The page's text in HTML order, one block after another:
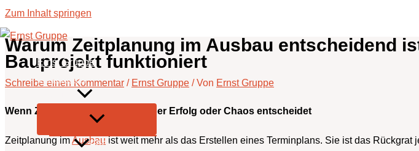
Zum Inhalt springen
Ernst Gruppe
Leistungen
FAQ
Warum Zeitplanung im Ausbau entscheidend
Bauprojekt funktioniert
Schreibe einen Kommentar / Ernst Gruppe / Von Ernst Gruppe
Wenn Zeitplanung im Ausbau über Erfolg oder Chaos entscheidet
Zeitplanung imAusbau ist weit mehr als das Erstellen eines Terminplans. Sie ist das